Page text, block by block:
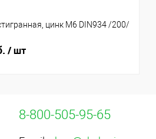
цинк М6 DIN934 /200/
/ шт
8-800-505-95-65